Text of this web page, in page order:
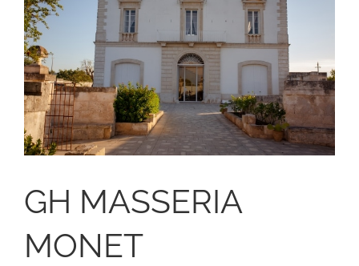
GH MASSERIA
MONET